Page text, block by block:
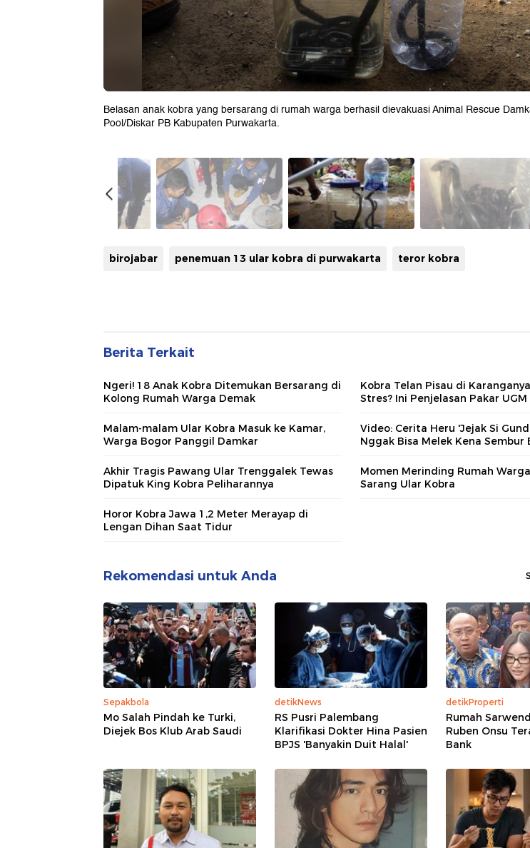
Belasan anak kobra yang bersarang di rumah warga berhasil dievakuasi Animal Rescue
Pool/Diskar PB Kabupaten Purwakarta.
birojabar penemuan 13 ular kobra di purwakarta teror kobra
Berita Terkait
Ngeri! 18 Anak Kobra Ditemukan Bersarang di
Kolong Rumah Warga Demak
Kobra Telan Pisau di
Stres? Ini Penjelasan Pakar UGM
Malam-malam Ular Kobra Masuk ke Kamar,
Warga Bogor Panggil Damkar
Video: Cerita Heru 'Jejak Si
Nggak Bisa Melek Kena Sembur
Akhir Tragis Pawang Ular Trenggalek Tewas
Dipatuk King Kobra Peliharannya
Momen Merinding Rumah
Sarang Ular Kobra
Horor Kobra Jawa 1,2 Meter Merayap di
Lengan Dihan Saat Tidur
Rekomendasi untuk Anda
Sepakbola
Mo Salah Pindah ke Turki,
Diejek Bos Klub Arab Saudi
detikNews
RS Pusri Palembang
Klarifikasi Dokter Hina Pasien
BPJS 'Banyakin Duit Halal'
detikProperti
Rumah
Ruben Onsu
Bank